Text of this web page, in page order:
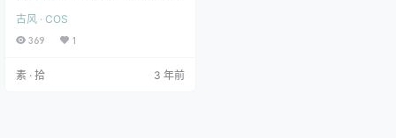
享，包括不限制于保存到自己网盘
也禁止在线解压。 SA_海藻酸钠 NO.
藻酸钠 NO.003 阿福泳装 (9P-26M
古风 · COS
369 1
素 · 拾 3 年前